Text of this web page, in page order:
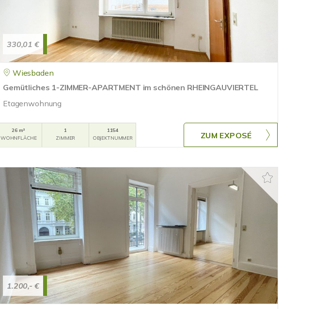
330,01 €
Wiesbaden
Gemütliches 1-ZIMMER-APARTMENT im schönen RHEINGAUVIERTEL
Etagenwohnung
26 m²
WOHNFLÄCHE
1
ZIMMER
1154
OBJEKTNUMMER
ZUM EXPOSÉ
1.200,- €